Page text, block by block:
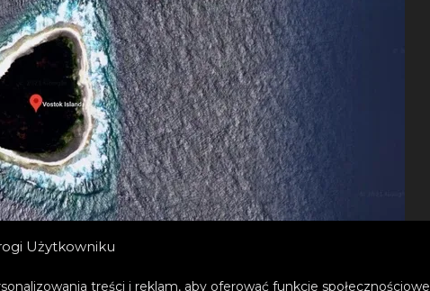
Użytkowniku
treści i reklam, aby oferować funkcje społecznościowe